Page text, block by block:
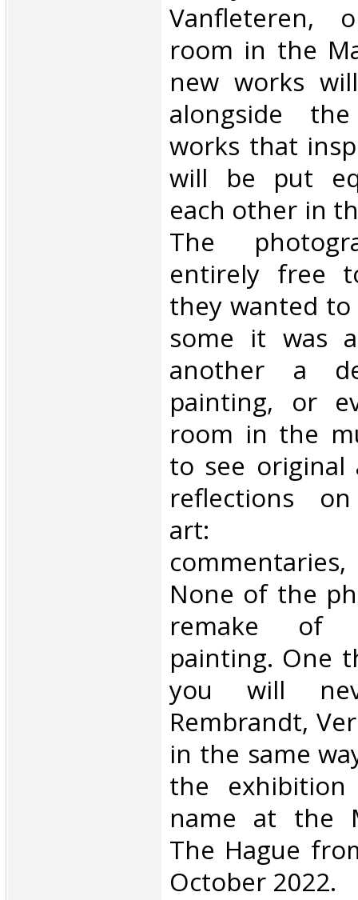
Vanfleteren,
room in the
new works
alongside
works that
will be put
each other in
The
entirely free
they wanted
some it was
another a
painting, or
room in the
to see original
reflections
art:
None of the
remake of
painting. One
you will
Rembrandt,
in the same
the
name at the
The Hague
October 2022.‎